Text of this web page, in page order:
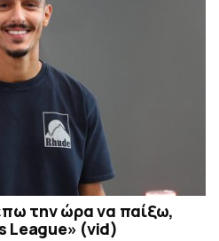
την ώρα να παίξω,
League» (vid)